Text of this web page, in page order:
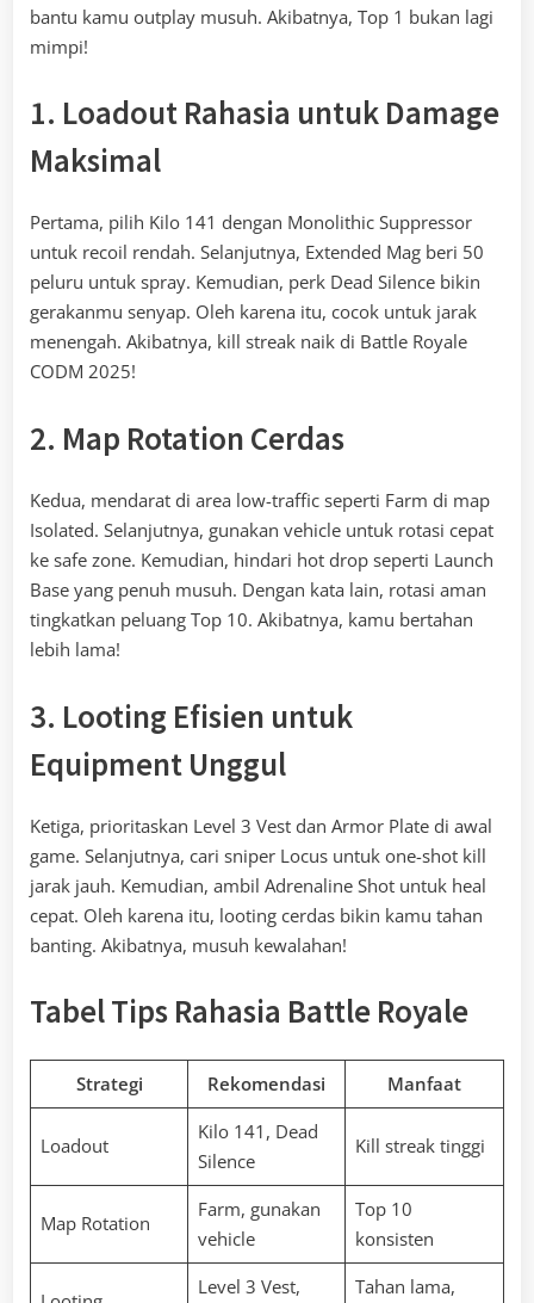
bantu kamu outplay musuh. Akibatnya, Top 1 bukan lagi
mimpi!
1. Loadout Rahasia untuk Damage
Maksimal
Pertama, pilih Kilo 141 dengan Monolithic Suppressor
untuk recoil rendah. Selanjutnya, Extended Mag beri 50
peluru untuk spray. Kemudian, perk Dead Silence bikin
gerakanmu senyap. Oleh karena itu, cocok untuk jarak
menengah. Akibatnya, kill streak naik di Battle Royale
CODM 2025!
2. Map Rotation Cerdas
Kedua, mendarat di area low-traffic seperti Farm di map
Isolated. Selanjutnya, gunakan vehicle untuk rotasi cepat
ke safe zone. Kemudian, hindari hot drop seperti Launch
Base yang penuh musuh. Dengan kata lain, rotasi aman
tingkatkan peluang Top 10. Akibatnya, kamu bertahan
lebih lama!
3. Looting Efisien untuk
Equipment Unggul
Ketiga, prioritaskan Level 3 Vest dan Armor Plate di awal
game. Selanjutnya, cari sniper Locus untuk one-shot kill
jarak jauh. Kemudian, ambil Adrenaline Shot untuk heal
cepat. Oleh karena itu, looting cerdas bikin kamu tahan
banting. Akibatnya, musuh kewalahan!
Tabel Tips Rahasia Battle Royale
Strategi Rekomendasi Manfaat
Loadout
Kilo 141, Dead
Silence
Kill streak tinggi
Map Rotation
Farm, gunakan
vehicle
Top 10
konsisten
Level 3 Vest,
Tahan lama,